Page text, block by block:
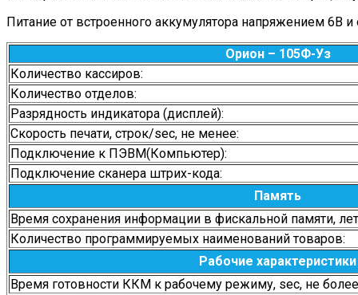
Питание от встроенного аккумулятора напряжением 6В
Орион – 105Ф-Уз
Количество кассиров:
Количество отделов:
Разрядность индикатора (дисплей):
Скорость печати, строк/sec, не менее:
Подключение к ПЭВМ(Компьютер):
Подключение сканера штрих-кода:
Память
Время сохранения информации в фискальной памяти,
Количество программируемых наименований товаров:
Рабочие характеристики
Время готовности ККМ к рабочему режиму, sec, не